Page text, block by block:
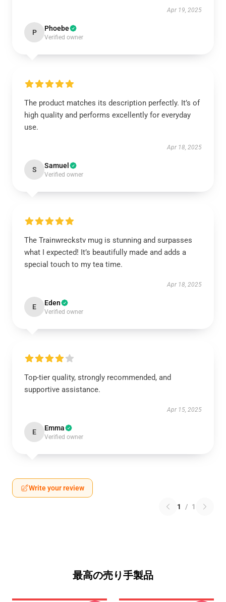
Apr 19, 2025
P Phoebe
Verified owner
The product matches its description perfectly. It’s of
high quality and performs excellently for everyday
use.
Apr 18, 2025
S Samuel
Verified owner
The Trainwreckstv mug is stunning and surpasses
what I expected! It’s beautifully made and adds a
special touch to my tea time.
Apr 18, 2025
E Eden
Verified owner
Top-tier quality, strongly recommended, and
supportive assistance.
Apr 15, 2025
E Emma
Verified owner
Write your review
1 / 1
最高の売り手製品